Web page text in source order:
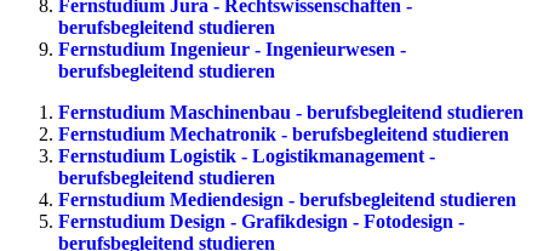
Fernstudium Jura - Rechtswissenschaften -
berufsbegleitend studieren
Fernstudium Ingenieur - Ingenieurwesen -
berufsbegleitend studieren
Fernstudium Maschinenbau - berufsbegleitend studieren
Fernstudium Mechatronik - berufsbegleitend studieren
Fernstudium Logistik - Logistikmanagement -
berufsbegleitend studieren
Fernstudium Mediendesign - berufsbegleitend studieren
Fernstudium Design - Grafikdesign - Fotodesign -
berufsbegleitend studieren